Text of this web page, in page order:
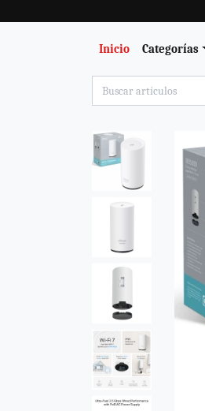
Inicio Categorías